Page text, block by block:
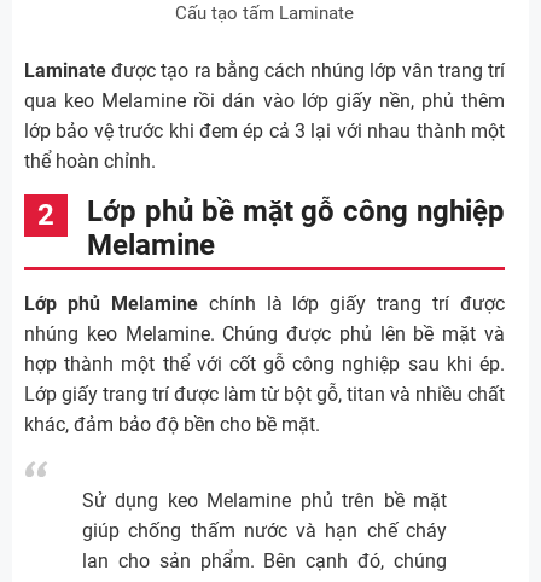
Cấu tạo tấm Laminate
Laminate được tạo ra bằng cách nhúng lớp vân trang trí
qua keo Melamine rồi dán vào lớp giấy nền, phủ thêm
lớp bảo vệ trước khi đem ép cả 3 lại với nhau thành một
thể hoàn chỉnh.
Lớp phủ bề mặt gỗ công nghiệp
Melamine
Lớp phủ Melaminechính là lớp giấy trang trí được
nhúng keo Melamine. Chúng được phủ lên bề mặt và
hợp thành một thể với cốt gỗ công nghiệp sau khi ép.
Lớp giấy trang trí được làm từ bột gỗ, titan và nhiều chất
khác, đảm bảo độ bền cho bề mặt.
Sử dụng keo Melamine phủ trên bề mặt
giúp chống thấm nước và hạn chế cháy
lan cho sản phẩm. Bên cạnh đó, chúng